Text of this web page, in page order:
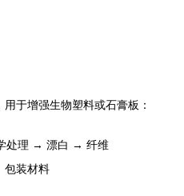
于增强生物塑料或石膏板：
处理 → 漂白 → 纤维
包装材料